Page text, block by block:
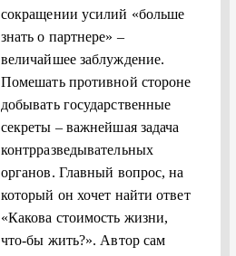
сокращении усилий «больше
знать о партнере» –
величайшее заблуждение.
Помешать противной стороне
добывать государственные
секреты – важнейшая задача
контрразведывательных
органов. Главный вопрос, на
который он хочет найти ответ
«Какова стоимость жизни,
что‑бы жить?». Автор сам